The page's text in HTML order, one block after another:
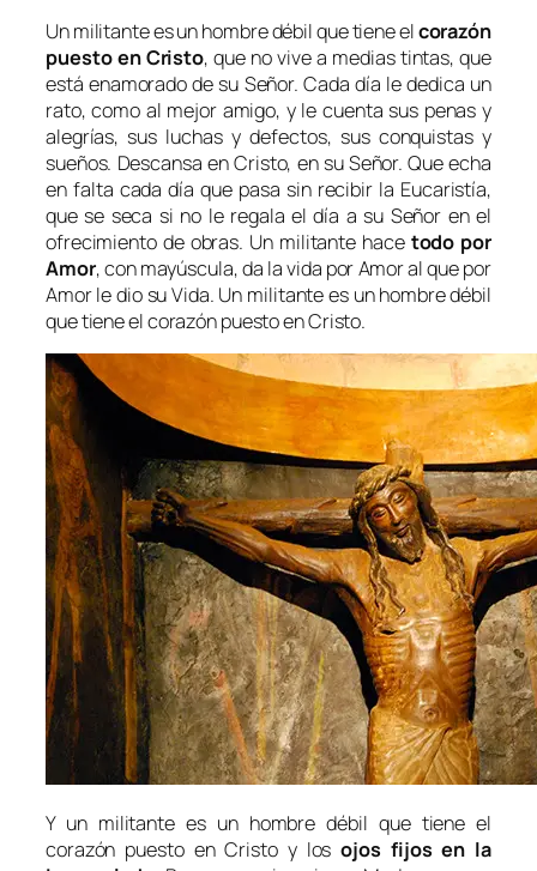
Un militante es un hombre débil que tiene elcorazón
puesto en Cristo, que no vive a medias tintas, que
está enamorado de su Señor. Cada día le dedica un
rato, como al mejor amigo, y le cuenta sus penas y
alegrías, sus luchas y defectos, sus conquistas y
sueños. Descansa en Cristo, en su Señor. Que echa
en falta cada día que pasa sin recibir la Eucaristía,
que se seca si no le regala el día a su Señor en el
ofrecimiento de obras. Un militante hace todo por
Amor, con mayúscula, da la vida por Amor al que por
Amor le dio su Vida. Un militante es un hombre débil
que tiene el corazón puesto en Cristo.
Y un militante es un hombre débil que tiene el
corazón puesto en Cristo y losojos fijos en la